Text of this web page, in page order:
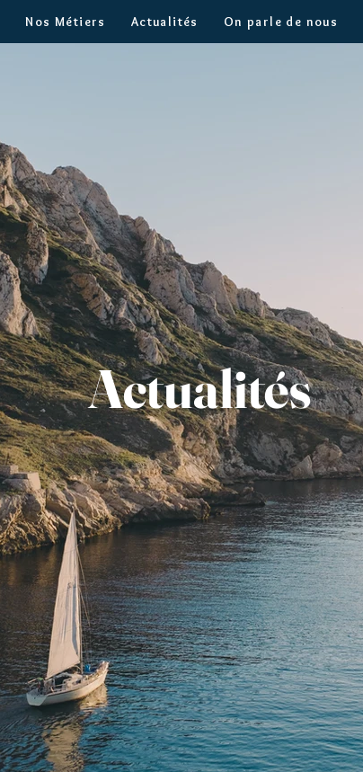
Nos Métiers Actualités On parle de nous
Actualités